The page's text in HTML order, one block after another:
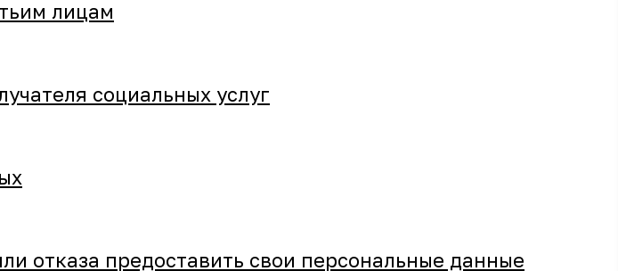
лицам
социальных услуг
отказа предоставить свои персональные данные